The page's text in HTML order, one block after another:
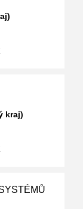
kraj)